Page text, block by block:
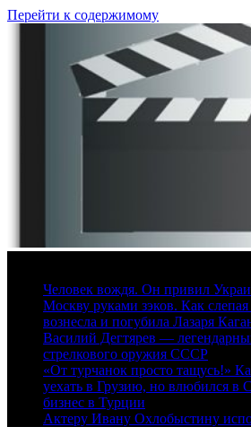
Перейти к содержимому
Человек вождя. Он привил
Москву руками зэков. Как
вознесла и погубила Лазаря
Василий Дегтярев —
стрелкового оружия СССР
«От турчанок просто тащусь!»
уехать в Грузию, но влюбился в
бизнес в Турции
Актеру Ивану Охлобыстину